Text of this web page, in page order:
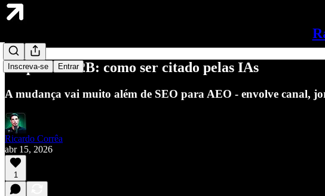
Inscreva-se Entrar
Empresas B2B: como ser citado pelas IAs
A mudança vai muito além de SEO para AEO - envolve canal,
Ricardo Corrêa
abr 15, 2026
1